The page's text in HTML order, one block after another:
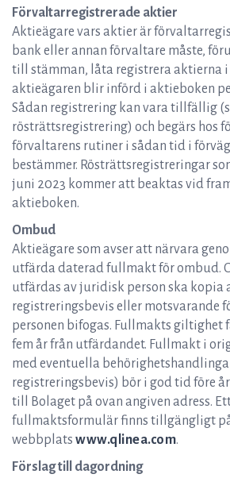
Förvaltarregistrerade aktier
Aktieägare vars aktier är
bank eller annan förvaltare måste,
till stämman, låta registrera aktierna i
aktieägaren blir införd i aktieboken
Sådan registrering kan vara tillfällig
rösträttsregistrering) och begärs hos
förvaltarens rutiner i sådan tid i
bestämmer. Rösträttsregistreringar
juni 2023 kommer att beaktas vid
aktieboken.
Ombud
Aktieägare som avser att närvara
utfärda daterad fullmakt för ombud.
utfärdas av juridisk person ska kopia
registreringsbevis eller motsvarande
personen bifogas. Fullmakts giltighet
fem år från utfärdandet. Fullmakt i
med eventuella
registreringsbevis) bör i god tid före
till Bolaget på ovan angiven adress.
fullmaktsformulär finns tillgängligt
webbplats www.qlinea.com.
Förslag till dagordning